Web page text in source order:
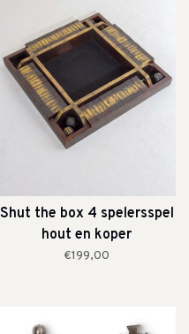
Shut the box 4 spelersspel
hout en koper
€199,00